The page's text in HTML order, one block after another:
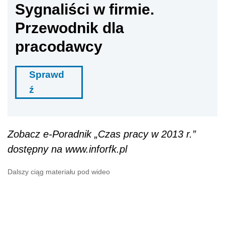
Sygnaliści w firmie.
Przewodnik dla
pracodawcy
Sprawd
ź
Zobacz e-Poradnik „Czas pracy w 2013 r.”
dostępny na www.inforfk.pl
Dalszy ciąg materiału pod wideo